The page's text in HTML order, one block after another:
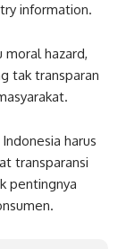
information.
moral hazard,
tak transparan
harus
transparansi
pentingnya